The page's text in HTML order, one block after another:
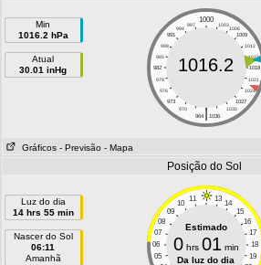
Min
1016.2 hPa
Atual
30.01 inHg
1000
997 1003
994
1006
991
1009
988
1012
985
1015
982
1018
979
1021
976
1024
973
1027
970
1030
|
964 1036
1016.2
Gráficos - Previsão - Mapa
Posição do Sol
Luz do dia
14 hrs 55 min
Nascer do Sol
06:11
Amanhã
11 13
10
14
09
15
08
16
07
17
06
18
05
19
Estimado
0hrs 01 min
Da luz do dia